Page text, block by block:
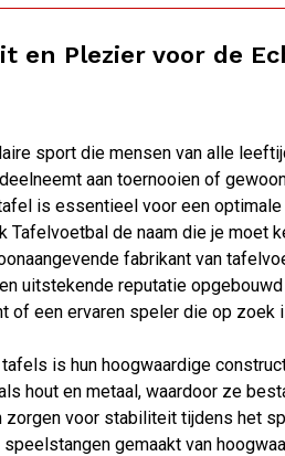
en Plezier voor de
sport die mensen van alle
aan toernooien of
is essentieel voor een optimale
de naam die je moet
fabrikant van
uitstekende reputatie
of een ervaren speler die op zoek
is hun hoogwaardige
hout en metaal, waardoor ze
voor stabiliteit tijdens het
gemaakt van